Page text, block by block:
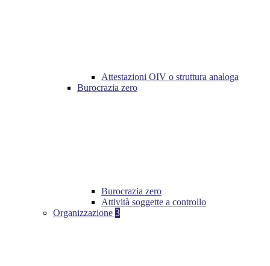
Attestazioni OIV o struttura analoga
Burocrazia zero
Burocrazia zero
Attività soggette a controllo
Organizzazione 3